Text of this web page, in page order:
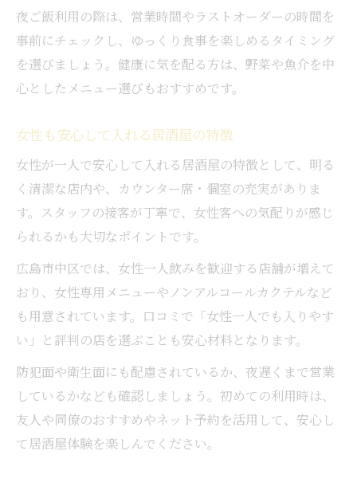
夜ご飯利用の際は、営業時間やラストオーダーの時間を
事前にチェックし、ゆっくり食事を楽しめるタイミング
を選びましょう。健康に気を配る方は、野菜や魚介を中
心としたメニュー選びもおすすめです。
女性も安心して入れる居酒屋の特徴
女性が一人で安心して入れる居酒屋の特徴として、明る
く清潔な店内や、カウンター席・個室の充実がありま
す。スタッフの接客が丁寧で、女性客への気配りが感じ
られるかも大切なポイントです。
広島市中区では、女性一人飲みを歓迎する店舗が増えて
おり、女性専用メニューやノンアルコールカクテルなど
も用意されています。口コミで「女性一人でも入りやす
い」と評判の店を選ぶことも安心材料となります。
防犯面や衛生面にも配慮されているか、夜遅くまで営業
しているかなども確認しましょう。初めての利用時は、
友人や同僚のおすすめやネット予約を活用して、安心し
て居酒屋体験を楽しんでください。